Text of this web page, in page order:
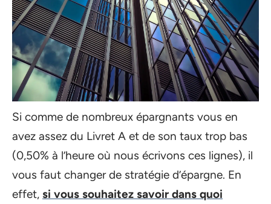
Si comme de nombreux épargnants vous en
avez assez du Livret A et de son taux trop bas
(0,50% à l’heure où nous écrivons ces lignes), il
vous faut changer de stratégie d’épargne. En
effet, si vous souhaitez savoir dans quoi